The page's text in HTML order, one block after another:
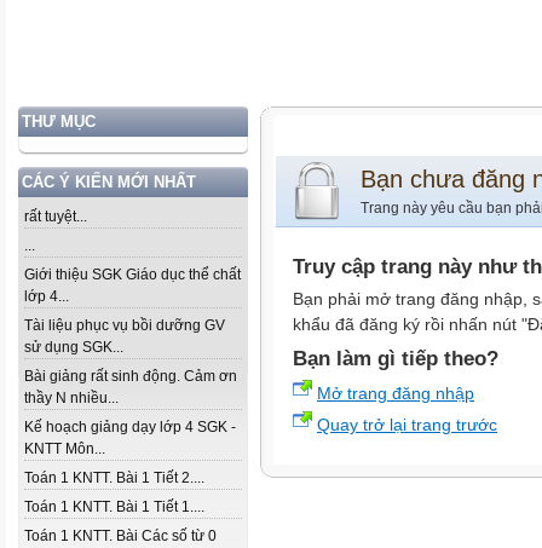
THƯ MỤC
CÁC Ý KIẾN MỚI NHẤT
rất tuyệt...
...
Giới thiệu SGK Giáo dục thể chất
lớp 4...
Tài liệu phục vụ bồi dưỡng GV
sử dụng SGK...
Bài giảng rất sinh động. Cảm ơn
thầy N nhiều...
Kế hoạch giảng dạy lớp 4 SGK -
KNTT Môn...
Toán 1 KNTT. Bài 1 Tiết 2....
Toán 1 KNTT. Bài 1 Tiết 1....
Toán 1 KNTT. Bài Các số từ 0
Bạn chưa đăng
Trang này yêu cầu bạn
Truy cập trang này như
Bạn phải mở trang đăng nhập,
khẩu đã đăng ký rồi nhấn nút
Bạn làm gì tiếp theo?
Mở trang đăng nhập
Quay trở lại trang trước